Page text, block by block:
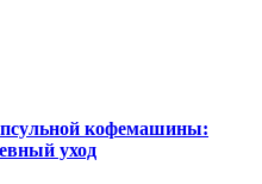
кофемашины:
уход